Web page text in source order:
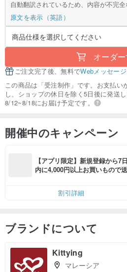
自動翻訳されているため、内容が不完全
原文を表示（英語）
オーダ
ご注文完了後、無料でWebメッセー
この商品は「受注制作」です。お支払い
し、ショップの休日を除く5日後に発送
8/12~8/18にお届け予定です。
開催中のキャンペーン
【アプリ限定】新規登録から7
内に4,000円以上お買いもので
割引詳細
ブランドについて
Kittying
マレーシア